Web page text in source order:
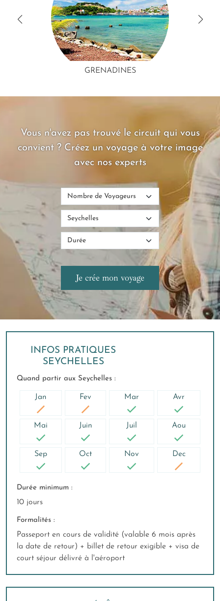
GRENADINES
Vous n'avez pas trouvé le circuit qui vous
convient ? Créez un voyage à votre image
avec nos experts
INFOS PRATIQUES
SEYCHELLES
Quand partir aux Seychelles :
Jan Fev Mar Avr
Mai Juin Juil Aou
Sep Oct Nov Dec
Durée minimum :
10 jours
Formalités :
Passeport en cours de validité (valable 6 mois après
la date de retour) + billet de retour exigible + visa de
court séjour délivré à l'aéroport